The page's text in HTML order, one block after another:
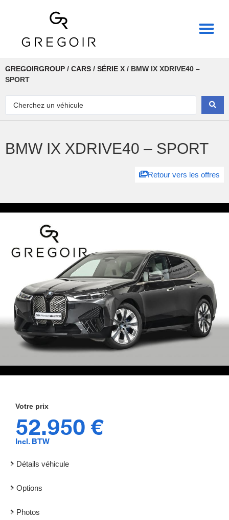
GREGOIRGROUP / CARS / SÉRIE X / BMW IX XDRIVE40 –
SPORT
BMW IX XDRIVE40 – SPORT
Retour vers les offres
52.950 €
Incl. BTW
Détails véhicule
Options
Photos